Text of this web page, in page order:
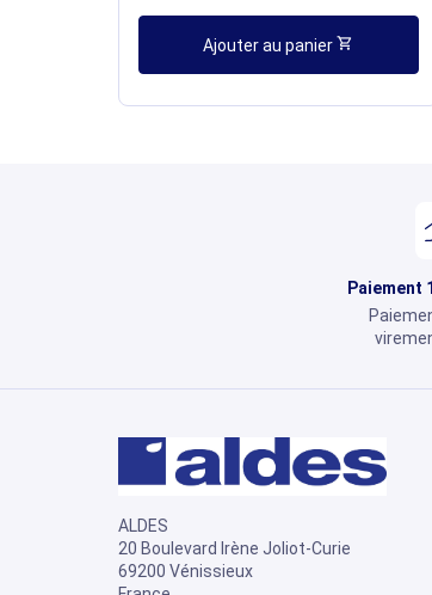
Ajouter au panier shopping_cart
Paiement
ALDES
20 Boulevard Irène Joliot-Curie
69200 Vénissieux